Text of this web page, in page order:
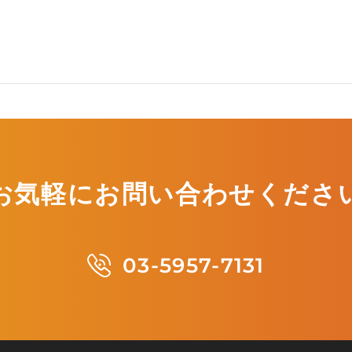
気軽にお問い合わせくださ
03-5957-7131